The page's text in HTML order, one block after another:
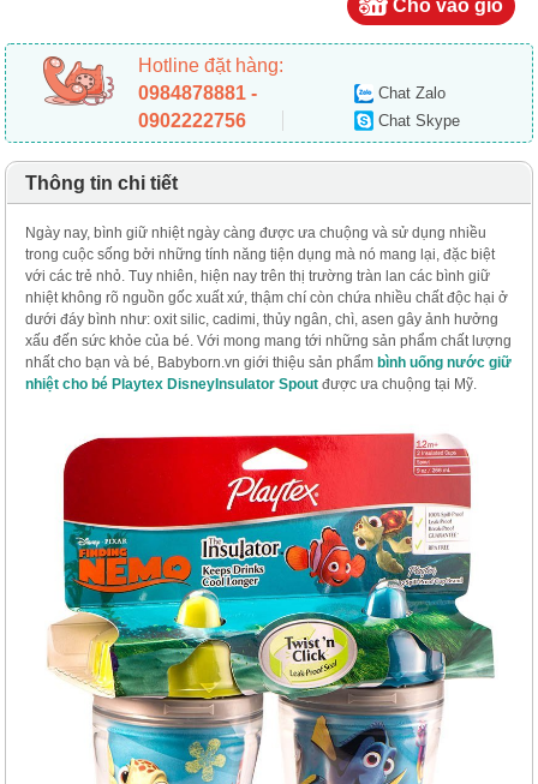
Hotline đặt hàng:
0984878881 -
0902222756
Chat Zalo
Chat Skype
Thông tin chi tiết
Ngày nay, bình giữ nhiệt ngày càng được ưa chuộng và sử dụng nhiều
trong cuộc sống bởi những tính năng tiện dụng mà nó mang lại, đặc biệt
với các trẻ nhỏ. Tuy nhiên, hiện nay trên thị trường tràn lan các bình giữ
nhiệt không rõ nguồn gốc xuất xứ, thậm chí còn chứa nhiều chất độc hại ở
dưới đáy bình như: oxit silic, cadimi, thủy ngân, chì, asen gây ảnh hưởng
xấu đến sức khỏe của bé. Với mong mang tới những sản phẩm chất lượng
nhất cho bạn và bé, Babyborn.vn giới thiệu sản phẩm bình uống nước giữ
nhiệt cho bé Playtex DisneyInsulator Spout được ưa chuộng tại Mỹ.